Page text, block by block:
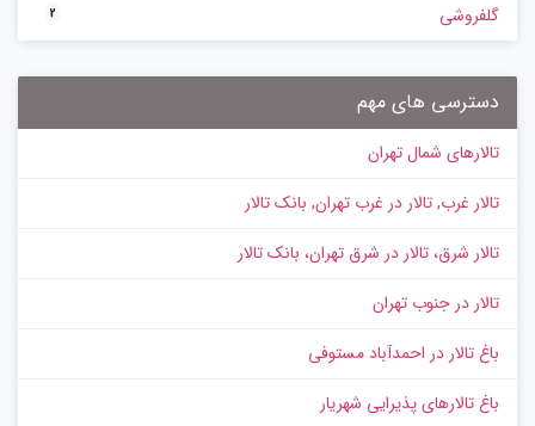
گلفروشی 2
دسترسی های مهم
تالارهای شمال تهران
تالار غرب, تالار در غرب تهران, بانک تالار
تالار شرق، تالار در شرق تهران، بانک تالار
تالار در جنوب تهران
باغ تالار در احمدآباد مستوفی
باغ تالارهای پذیرایی شهریار